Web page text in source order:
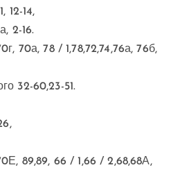
12-14,
2-16.
70а, 78 / 1,78,72,74,76а, 76б,
32-60,23-51.
89,89, 66 / 1,66 / 2,68,68А,